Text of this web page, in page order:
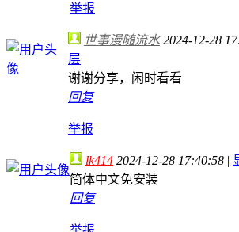
举报
世事漫随流水2024-12-28
层
谢谢分享，闲时看看
回复
举报
lk414 2024-12-28 17:40:58 |
简体中文免安装
回复